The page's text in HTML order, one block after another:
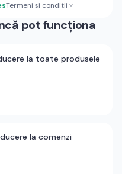
Termeni si conditii
pot funcționa
la toate produsele
la comenzi